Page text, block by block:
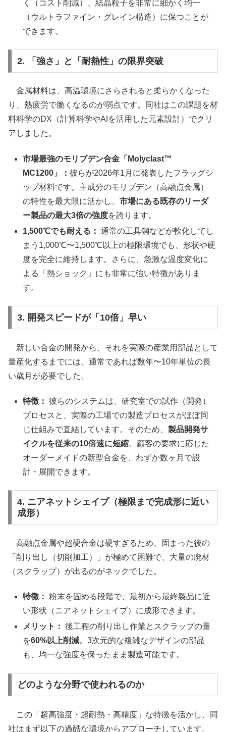
く（コスト削減）、結晶粒子を非常に細かく均一
（ウルトラファイン・グレイン構造）に保つことが
できます。
2. 「強さ」と「耐熱性」の限界突破
金属材料は、高温環境にさらされると柔らかくなった
り、熱疲労で脆くなるのが弱点です。同社はこの課題を材
料科学のDX（計算科学やAIを活用した元素設計）でクリ
アしました。
市場最強のモリブデン合金「Molyclast™
MC1200」：彼らが2026年1月に発表したフラッグシ
ップ材料です。主成分のモリブデン（高融点金属）
の特性を最大限に活かし、市場にある既存のリーダ
ー製品の最大3倍の強度を誇ります。
1,500℃でも耐える： 通常の工具鋼などが軟化してし
まう1,000℃〜1,500℃以上の極限環境でも、形状や硬
度を完全に維持します。さらに、急激な温度変化に
よる「熱ショック」にも非常に強い特徴がありま
す。
3. 開発スピードが「10倍」早い
新しい合金の開発から、それを実際の産業用部品として
量産化するまでには、通常であれば数年〜10年単位の長
い歳月が必要でした。
特徴： 彼らのシステムは、研究室での試作（開発）
プロセスと、実際の工場での製造プロセスがほぼ同
じ仕組みで直結しています。そのため、製品開発サ
イクルを従来の10倍速に短縮。顧客の要求に応じた
オーダーメイドの新型合金を、わずか数ヶ月で設
計・展開できます。
4. ニアネットシェイプ（極限まで完成形に近い
成形）
高融点金属や超硬合金は硬すぎるため、固まった後の
「削り出し（切削加工）」が極めて困難で、大量の廃材
（スクラップ）が出るのがネックでした。
特徴： 粉末を固める段階で、最初から最終製品に近
い形状（ニアネットシェイプ）に成形できます。
メリット： 後工程の削り出し作業とスクラップの量
を60%以上削減。3次元的な複雑なデザインの部品
も、均一な強度を保ったまま製造可能です。
どのような分野で使われるのか
この「超高強度・超耐熱・高精度」な特徴を活かし、同
社はまず以下の過酷な環境からアプローチしています。